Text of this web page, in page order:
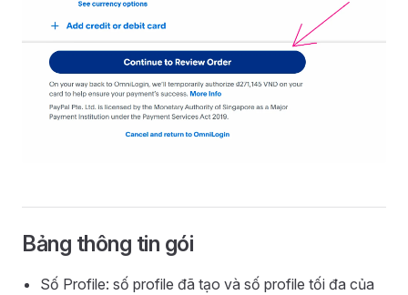
Bảng thông tin gói
Số Profile: số profile đã tạo và số profile tối đa của